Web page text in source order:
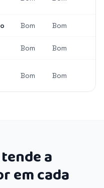
Bom Bom
Bom Bom
Bom Bom
a
em cada